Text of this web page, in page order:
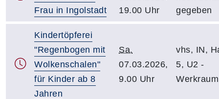
Frau in Ingolstadt
19.00 Uhr
gegeben
Kindertöpferei
"Regenbogen mit
Wolkenschalen"
für Kinder ab 8
Jahren
Sa.
07.03.2026,
9.00 Uhr
vhs, IN,
5, U2 -
Werkraum